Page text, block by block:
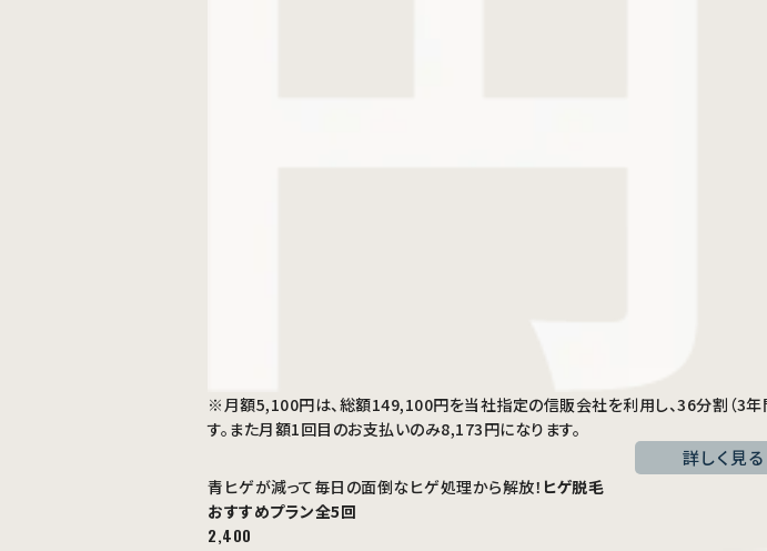
※月額5,100円は、総額149,100円を当社指定の信販会社を利用し、36分割（3
す。また月額1回目のお支払いのみ8,173円になります。
詳しく見る
青ヒゲが減って毎日の面倒なヒゲ処理から解放！ ヒゲ脱毛
おすすめプラン全5回
2,400